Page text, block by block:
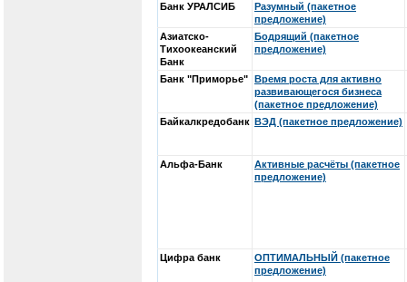
Банк УРАЛСИБ
Разумный (пакетное
предложение)
Азиатско-
Тихоокеанский
Банк
Бодрящий (пакетное
предложение)
Банк "Приморье" Время роста для активно
развивающегося бизнеса
(пакетное предложение)
Байкалкредобанк ВЭД (пакетное предложение)
Альфа-Банк
Активные расчёты (пакетное
предложение)
Цифра банк
ОПТИМАЛЬНЫЙ (пакетное
предложение)